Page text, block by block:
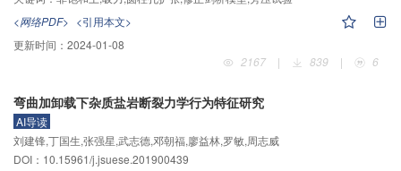
系，非饱和圆柱孔扩张问题转换为以弹塑性边界为边值条件求解1阶常微分方程
组的问题。以弹塑性边界上的应力和初始比体积作为初值，对非饱和土中圆柱
孔扩张问题进行分析。结果表明：受扩孔压力作用，圆柱孔周围土体将从弹性
状态进入塑性屈服状态，土体初始吸力的变化对塑性区应力状态影响显著。随
压力也随之增大。对于初始孔隙比较大的疏松土体，吸力增大使得圆孔周围塑
性区范围缩小；塑性区土体比体积沿径向呈单调减小，吸力越大，比体积减小
越明显。对于初始孔隙比较小的密实土体，吸力变化对塑性区范围大小影响不
明显；塑性区内土体比体积沿径向先增大后减小。这是因为在弹塑性边界附近
<网络PDF> <引用本文>
更新时间： 2024-01-08
2167
| 839 | 6
弯曲加卸载下杂质盐岩断裂力学行为特征研究
AI导读
刘建锋,丁国生,张强星,武志德,邓朝福,廖益林,罗敏,周志威
DOI：10.15961/j.jsuese.201900439